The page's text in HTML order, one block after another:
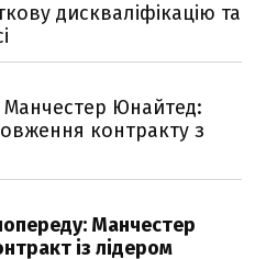
дискваліфікацію та
Юнайтед:
контракту з
Манчестер
із лідером